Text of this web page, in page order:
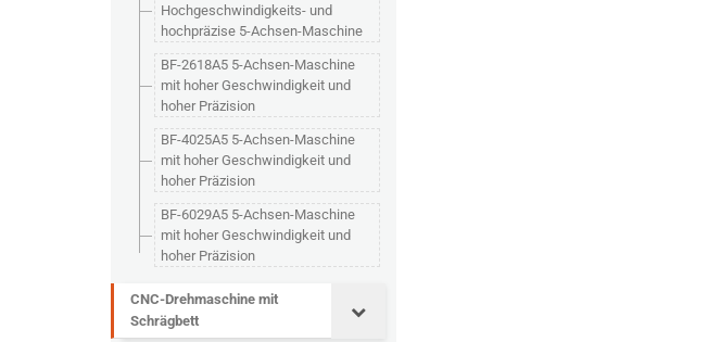
Hochgeschwindigkeits- und
hochpräzise 5-Achsen-Maschine
BF-2618A5 5-Achsen-Maschine
mit hoher Geschwindigkeit und
hoher Präzision
BF-4025A5 5-Achsen-Maschine
mit hoher Geschwindigkeit und
hoher Präzision
BF-6029A5 5-Achsen-Maschine
mit hoher Geschwindigkeit und
hoher Präzision
CNC-Drehmaschine mit
Schrägbett